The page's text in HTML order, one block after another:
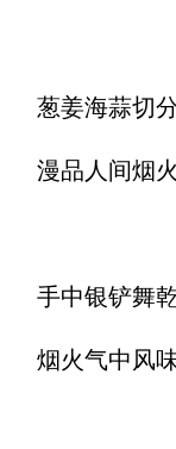
葱姜海蒜切
漫品人间烟
手中银铲舞
烟火气中风